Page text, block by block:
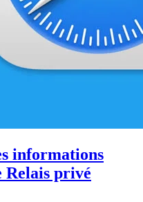
informations
Relais privé